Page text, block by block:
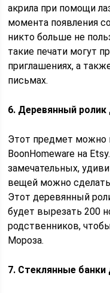
акрила при помощи
момента появления
никто больше не
такие печати могут
приглашениях, а
письмах.
6. Деревянный ролик
Этот предмет можно
BoonHomeware на
замечательных,
вещей можно
Этот деревянный
будет вырезать 200
родственников,
Мороза.
7. Стеклянные банки